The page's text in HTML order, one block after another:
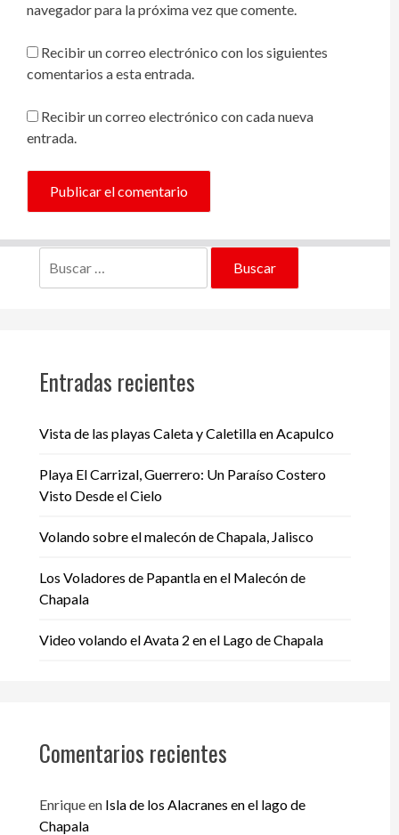
navegador para la próxima vez que comente.
Recibir un correo electrónico con los siguientes
comentarios a esta entrada.
Recibir un correo electrónico con cada nueva
entrada.
Entradas recientes
Vista de las playas Caleta y Caletilla en Acapulco
Playa El Carrizal, Guerrero: Un Paraíso Costero
Visto Desde el Cielo
Volando sobre el malecón de Chapala, Jalisco
Los Voladores de Papantla en el Malecón de
Chapala
Video volando el Avata 2 en el Lago de Chapala
Comentarios recientes
Enriqueen Isla de los Alacranes en el lago de
Chapala